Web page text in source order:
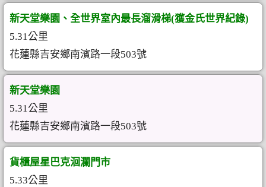
新天堂樂園、全世界室內最長溜滑梯(獲金氏世界紀錄)
5.31公里
花蓮縣吉安鄉南濱路一段503號
新天堂樂園
5.31公里
花蓮縣吉安鄉南濱路一段503號
貨櫃屋星巴克洄瀾門市
5.33公里